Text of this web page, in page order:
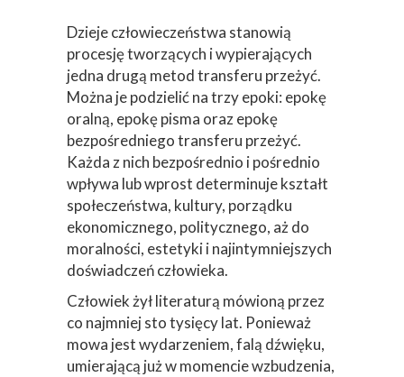
Dzieje człowieczeństwa stanowią
procesję tworzących i wypierających
jedna drugą metod transferu przeżyć.
Można je podzielić na trzy epoki: epokę
oralną, epokę pisma oraz epokę
bezpośredniego transferu przeżyć.
Każda z nich bezpośrednio i pośrednio
wpływa lub wprost determinuje kształt
społeczeństwa, kultury, porządku
ekonomicznego, politycznego, aż do
moralności, estetyki i najintymniejszych
doświadczeń człowieka.
Człowiek żył literaturą mówioną przez
co najmniej sto tysięcy lat. Ponieważ
mowa jest wydarzeniem, falą dźwięku,
umierającą już w momencie wzbudzenia,